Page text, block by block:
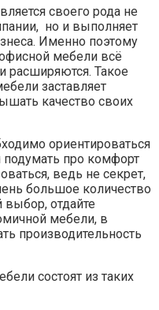
своего рода не
но и выполняет
Именно поэтому
мебели всё
расширяются. Такое
заставляет
качество своих
ориентироваться
про комфорт
ведь не секрет,
большое количество
отдайте
мебели, в
производительность
состоят из таких